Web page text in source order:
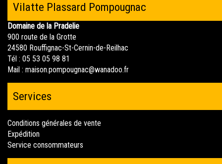
Vilatte Plassard Pompougnac
Domaine de la Pradelie
900 route de la Grotte
24580 Rouffignac-St-Cernin-de-Reilhac
Tél : 05 53 05 98 81
Mail : maison.pompougnac@wanadoo.fr
Services
Conditions générales de vente
Expédition
Service consommateurs